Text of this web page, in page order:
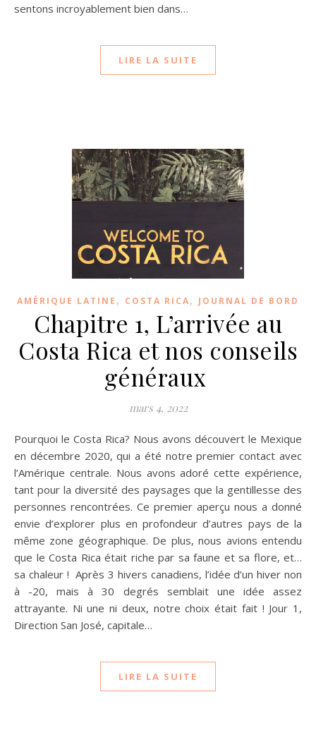
sentons incroyablement bien dans…
LIRE LA SUITE
AMÉRIQUE LATINE , COSTA RICA, JOURNAL DE BORD
Chapitre 1, L’arrivée au
Costa Rica et nos conseils
généraux
mars 4, 2022
Pourquoi le Costa Rica? Nous avons découvert le Mexique
en décembre 2020, qui a été notre premier contact avec
l’Amérique centrale. Nous avons adoré cette expérience,
tant pour la diversité des paysages que la gentillesse des
personnes rencontrées. Ce premier aperçu nous a donné
envie d’explorer plus en profondeur d’autres pays de la
même zone géographique. De plus, nous avions entendu
que le Costa Rica était riche par sa faune et sa flore, et…
sa chaleur ! Après 3 hivers canadiens, l’idée d’un hiver non
à -20, mais à 30 degrés semblait une idée assez
attrayante. Ni une ni deux, notre choix était fait ! Jour 1,
Direction San José, capitale…
LIRE LA SUITE